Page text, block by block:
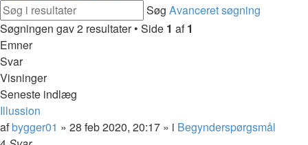
Søg Avanceret søgning
Søgningen gav 2 resultater • Side 1 af1
Emner
Svar
Visninger
Seneste indlæg
Illussion
afbygger01 » 28 feb 2020, 20:17 » i Begynderspørgsmål